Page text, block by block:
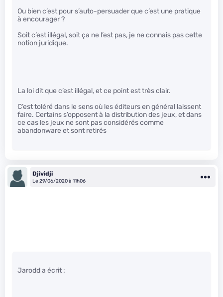
Ou bien c’est pour s’auto-persuader que c’est une pratique
à encourager ?
Soit c’est illégal, soit ça ne l’est pas, je ne connais pas cette
notion juridique.
La loi dit que c’est illégal, et ce point est très clair.
C’est toléré dans le sens où les éditeurs en général laissent
faire. Certains s’opposent à la distribution des jeux, et dans
ce cas les jeux ne sont pas considérés comme
abandonware et sont retirés
Djividji
Le 29/06/2020 à 11h06
Jarodd a écrit :